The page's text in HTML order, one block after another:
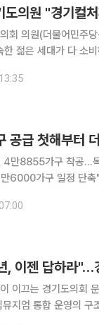
도의원 "경기컬
회 의원(더불어민주
한 젊은 세대가 다 소
합계획 미수립까지 "
만8855가구 착공…
6000가구 일정 단축"
간 목표의 20%를 밑
, 이젠 답하라"…
이끄는 경기도의회